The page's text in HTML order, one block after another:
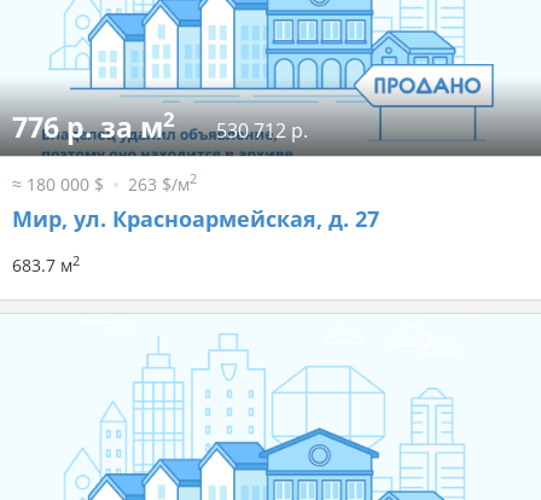
776 р. за м2 530 712 р.
≈ 180 000 $ 263 $/м2
Мир, ул. Красноармейская, д. 27
683.7 м2